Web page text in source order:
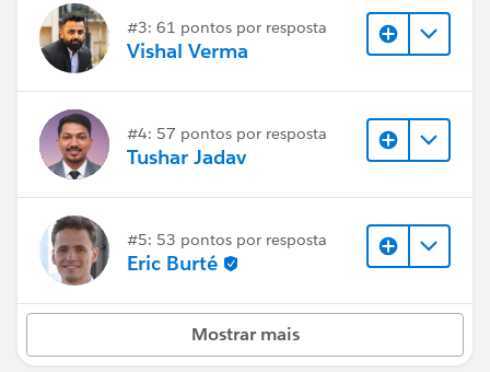
#3: 61 pontos por resposta
Vishal Verma
#4: 57 pontos por resposta
Tushar Jadav
#5: 53 pontos por resposta
Eric Burté
Mostrar mais